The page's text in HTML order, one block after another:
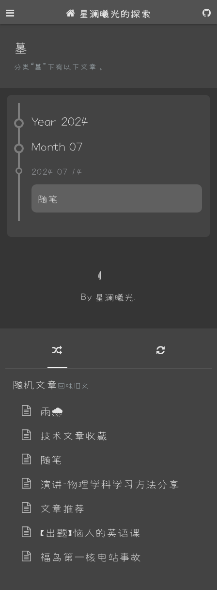
星澜曦光的探索
墓
分类“墓”下有以下文章。
Year 2024
Month 07
2024-07-14
随笔
By 星澜曦光.
随机文章 回味旧文
雨🌧
技术文章收藏
随笔
演讲-物理学科学习方法分享
文章推荐
【出题】恼人的英语课
福岛第一核电站事故